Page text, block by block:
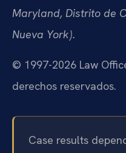
Maryland, Distrito de
Nueva York).
© 1997-2026 Law
derechos reservados.
Case results